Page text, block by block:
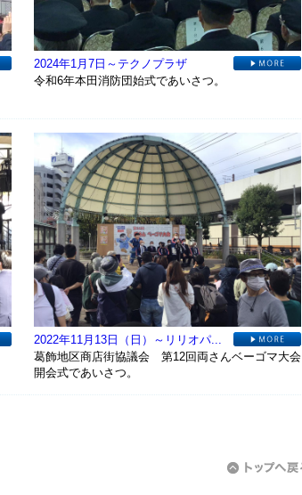
2024年1月7日～テクノプラザ
令和6年本田消防団始式であいさつ。
2022年11月13日（日）～リリオパ...
葛飾地区商店街協議会 第12回両さんベーゴマ大会
開会式であいさつ。